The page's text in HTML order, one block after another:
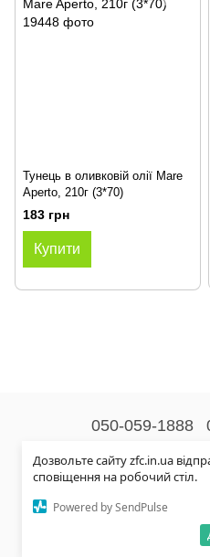
Дозвольте сайту zfc.in.ua
сповіщення на робочий стіл.
Powered by SendPulse
Тунець в оливковій олії Mare
Aperto, 210г (3*70)
183 грн
Купити
050-059-1888
Контактна
©